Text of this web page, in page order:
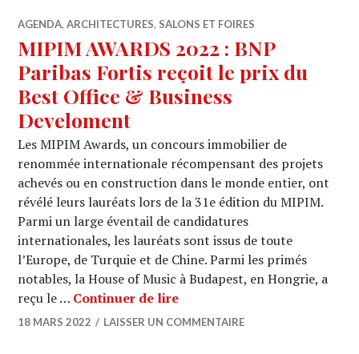
AGENDA,ARCHITECTURES, SALONS ET FOIRES
MIPIM AWARDS 2022 : BNP
Paribas Fortis reçoit le prix du
Best Office & Business
Develoment
Les MIPIM Awards, un concours immobilier de
renommée internationale récompensant des projets
achevés ou en construction dans le monde entier, ont
révélé leurs lauréats lors de la 31e édition du MIPIM.
Parmi un large éventail de candidatures
internationales, les lauréats sont issus de toute
l’Europe, de Turquie et de Chine. Parmi les primés
notables, la House of Music à Budapest, en Hongrie, a
reçu le … Continuer de lireMIPIM AWARDS 2022 :
18 MARS 2022 LAISSER UN COMMENTAIRE